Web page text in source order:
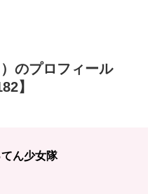
のプロフィール
】
ん少女隊